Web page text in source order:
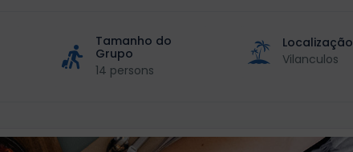
Tamanho do
Grupo
14 persons
Localização
Vilanculos